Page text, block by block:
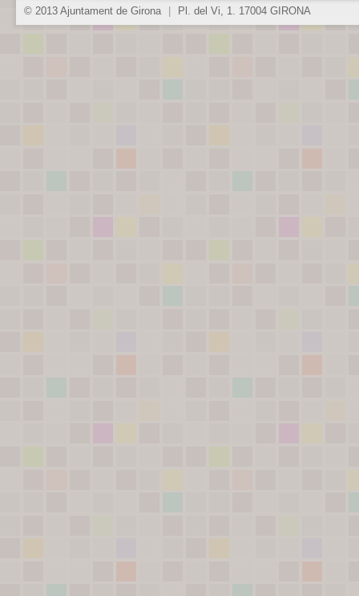
© 2013 Ajuntament de Girona Pl. del Vi, 1. 17004 GIRONA